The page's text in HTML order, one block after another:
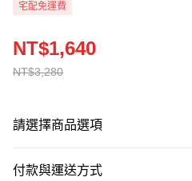
宅配免運費
NT$3,280
NT$1,640
請選擇商品選項
付款與運送方式